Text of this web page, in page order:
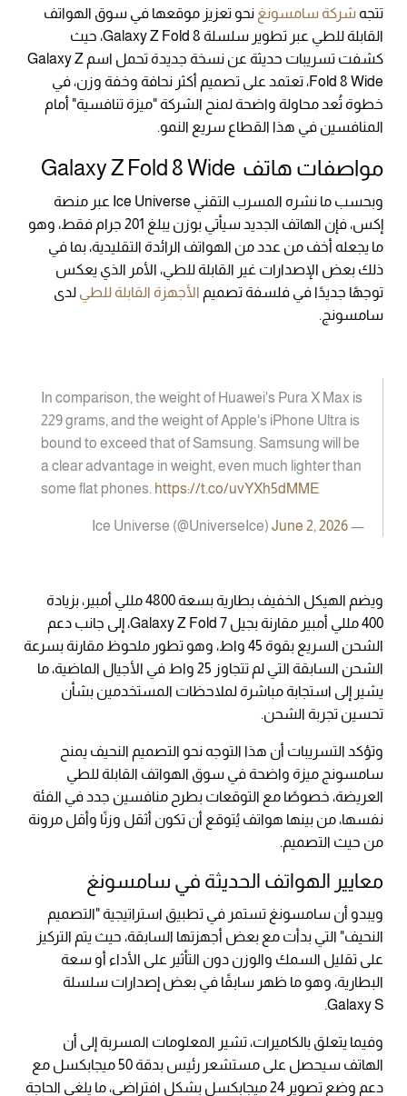
تتجه شركة سامسونغ نحو تعزيز موقعها في سوق الهواتف
القابلة للطي عبر تطوير سلسلة Galaxy Z Fold 8، حيث
كشفت تسريبات حديثة عن نسخة جديدة تحمل اسم Galaxy Z
Fold 8 Wide، تعتمد على تصميم أكثر نحافة وخفة وزن، في
خطوة تُعد محاولة واضحة لمنح الشركة "ميزة تنافسية" أمام
المنافسين في هذا القطاع سريع النمو.
مواصفات هاتف Galaxy Z Fold 8 Wide
وبحسب ما نشره المسرب التقني Ice Universe عبر منصة
إكس، فإن الهاتف الجديد سيأتي بوزن يبلغ 201 جرام فقط، وهو
ما يجعله أخف من عدد من الهواتف الرائدة التقليدية، بما في
ذلك بعض الإصدارات غير القابلة للطي، الأمر الذي يعكس
توجهًا جديدًا في فلسفة تصميم الأجهزة القابلة للطي لدى
سامسونج.
In comparison, the weight of Huawei's Pura X Max is
229 grams, and the weight of Apple's iPhone Ultra is
bound to exceed that of Samsung. Samsung will be
a clear advantage in weight, even much lighter than
some flat phones. https://t.co/uvYXh5dMME
— Ice Universe (@UniverseIce)
June 2, 2026
ويضم الهيكل الخفيف بطارية بسعة 4800 مللي أمبير، بزيادة
400 مللي أمبير مقارنة بجيل Galaxy Z Fold 7، إلى جانب دعم
الشحن السريع بقوة 45 واط، وهو تطور ملحوظ مقارنة بسرعة
الشحن السابقة التي لم تتجاوز 25 واط في الأجيال الماضية، ما
يشير إلى استجابة مباشرة لملاحظات المستخدمين بشأن
تحسين تجربة الشحن.
وتؤكد التسريبات أن هذا التوجه نحو التصميم النحيف يمنح
سامسونج ميزة واضحة في سوق الهواتف القابلة للطي
العريضة، خصوصًا مع التوقعات بطرح منافسين جدد في الفئة
نفسها، من بينها هواتف يُتوقع أن تكون أثقل وزنًا وأقل مرونة
من حيث التصميم.
معايير الهواتف الحديثة في سامسونغ
ويبدو أن سامسونغ تستمر في تطبيق استراتيجية "التصميم
النحيف" التي بدأت مع بعض أجهزتها السابقة، حيث يتم التركيز
على تقليل السمك والوزن دون التأثير على الأداء أو سعة
البطارية، وهو ما ظهر سابقًا في بعض إصدارات سلسلة
Galaxy S.
وفيما يتعلق بالكاميرات، تشير المعلومات المسربة إلى أن
الهاتف سيحصل على مستشعر رئيس بدقة 50 ميجابكسل مع
دعم وضع تصوير 24 ميجابكسل بشكل افتراضي، ما يلغي الحاجة